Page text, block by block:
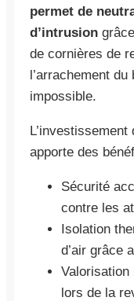
permet de
d’intrusion
de cornières de
l’arrachement
impossible.
L’investissement
apporte des
Sécurité
contre les
Isolation
d’air grâce
Valorisation
lors de la